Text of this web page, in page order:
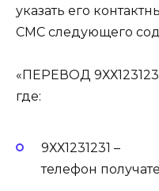
указать его
СМС следующего
«ПЕРЕВОД
где:
9ХХ1231231 –
телефон